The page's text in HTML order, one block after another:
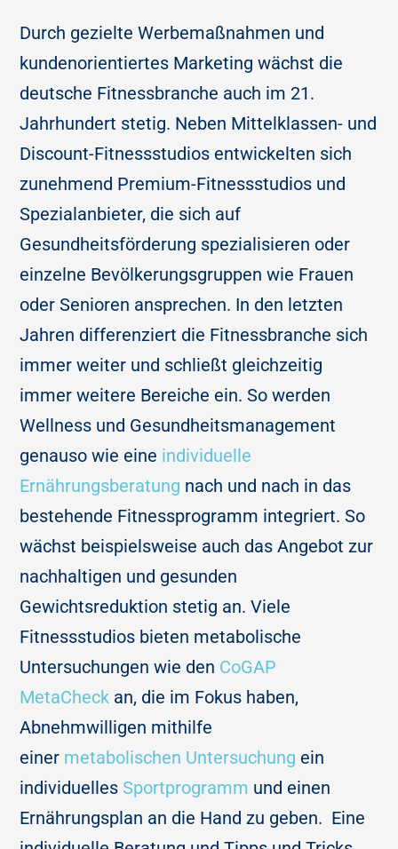
Durch gezielte Werbemaßnahmen und
kundenorientiertes Marketing wächst die
deutsche Fitnessbranche auch im 21.
Jahrhundert stetig. Neben Mittelklassen- und
Discount-Fitnessstudios entwickelten sich
zunehmend Premium-Fitnessstudios und
Spezialanbieter, die sich auf
Gesundheitsförderung spezialisieren oder
einzelne Bevölkerungsgruppen wie Frauen
oder Senioren ansprechen. In den letzten
Jahren differenziert die Fitnessbranche sich
immer weiter und schließt gleichzeitig
immer weitere Bereiche ein. So werden
Wellness und Gesundheitsmanagement
genauso wie eine individuelle
Ernährungsberatung nach und nach in das
bestehende Fitnessprogramm integriert. So
wächst beispielsweise auch das Angebot zur
nachhaltigen und gesunden
Gewichtsreduktion stetig an. Viele
Fitnessstudios bieten metabolische
Untersuchungen wie den CoGAP
MetaCheck an, die im Fokus haben,
Abnehmwilligen mithilfe
einer metabolischen Untersuchung ein
individuelles Sportprogramm und einen
Ernährungsplan an die Hand zu geben. Eine